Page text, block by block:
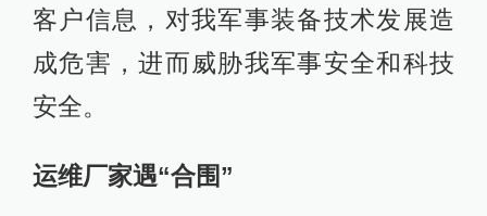
客户信息，对我军事装备技术发展造
成危害，进而威胁我军事安全和科技
安全。
运维厂家遇“合围”